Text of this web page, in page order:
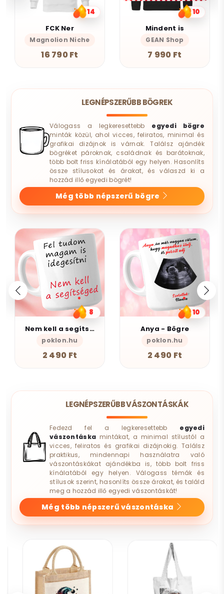
14
FCK Ner
Magnolion Niche
16 790 Ft
10
Mindent is
GEAN Shop
7 990 Ft
LEGNÉPSZERŰBB BÖGREK
Válogass a legkeresettebb egyedi bögre
minták közül, ahol vicces, feliratos, minimal és
grafikai dizájnok is várnak. Találsz ajándék
bögréket pároknak, családnak és barátoknak,
több bolt friss kínálatából egy helyen. Hasonlíts
össze stílusokat és árakat, és válaszd ki a
hozzád illő egyedi bögrét!
Még több népszerű bögre
8
Nem kell a segítsé - Bögre
poklon.hu
2 490 Ft
10
Anya - Bögre
poklon.hu
2 490 Ft
LEGNÉPSZERŰBB VÁSZONTÁSKÁK
Fedezd fel a legkeresettebb egyedi
vászontáska mintákat, a minimal stílustól a
vicces, feliratos és grafikai dizájnokig. Találsz
praktikus, mindennapi használatra való
vászontáskákat ajándékba is, több bolt friss
kínálatából egy helyen. Válogass témák és
stílusok szerint, hasonlíts össze árakat, és találd
meg a hozzád illő egyedi vászontáskát!
Még több népszerű vászontáska